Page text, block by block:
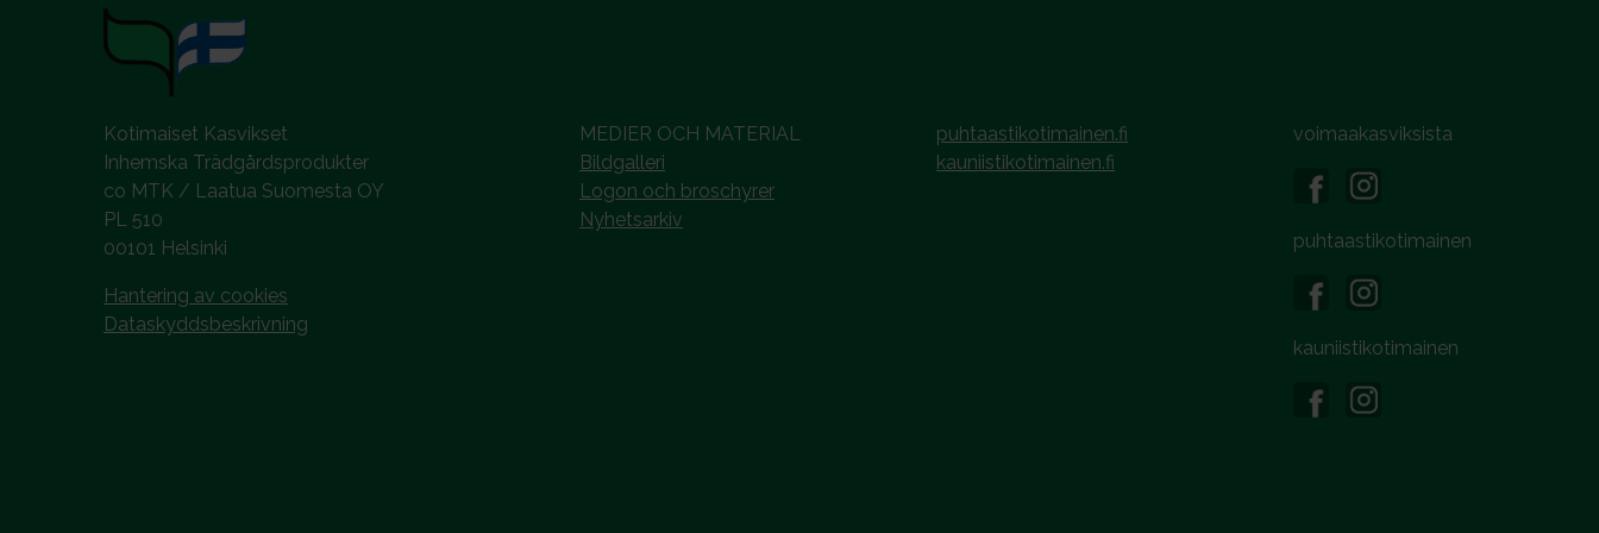
Kotimaiset Kasvikset
Inhemska Trädgårdsprodukter
co MTK / Laatua Suomesta OY
PL 510
00101 Helsinki
Hantering av cookies
Dataskyddsbeskrivning
MEDIER OCH MATERIAL
Bildgalleri
Logon och broschyrer
Nyhetsarkiv
puhtaastikotimainen.fi
kauniistikotimainen.fi
voimaakasviksista
puhtaastikotimainen
kauniistikotimainen